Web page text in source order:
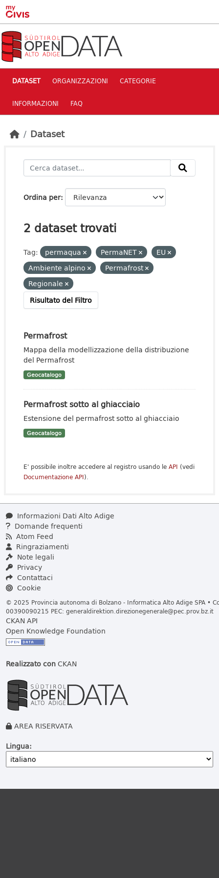
Skip to main content
DATASET ORGANIZZAZIONI CATEGORIE
INFORMAZIONI FAQ
Dataset
Ordina per
2 dataset trovati
Tag: permaqua PermaNET
EU
Ambiente alpino
Permafrost
Regionale
Risultato del Filtro
Permafrost
Mappa della modellizzazione della distribuzione
del Permafrost
Geocatalogo
Permafrost sotto al ghiacciaio
Estensione del permafrost sotto al ghiacciaio
Geocatalogo
E' possibile inoltre accedere al registro usando le API (vedi
Documentazione API).
Informazioni Dati Alto Adige
Domande frequenti
Atom Feed
Ringraziamenti
Note legali
Privacy
Contattaci
Cookie
© 2025 Provincia autonoma di Bolzano - Informatica Alto Adige SPA •
00390090215 PEC: generaldirektion.direzionegenerale@pec.prov.bz.it
CKAN API
Open Knowledge Foundation
Realizzato conCKAN
AREA RISERVATA
Lingua